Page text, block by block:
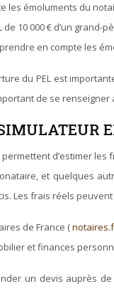
les émoluments du
de 10 000 € d’un
en compte les
du PEL est
de se
d’estimer
et quelques
Les frais réels
de France (
et finances
un devis auprès